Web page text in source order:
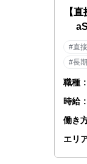
【
#直
#長
職種 :
時給 :
働き
エリ